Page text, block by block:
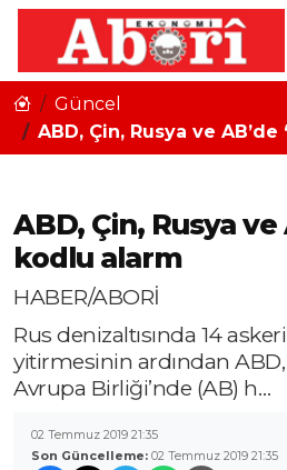
Güncel
ABD, Çin, Rusya ve
ABD, Çin, Rusya ve
kodlu alarm
HABER/ABORİ
Rus denizaltısında 14
yitirmesinin ardından ABD,
Avrupa Birliği’nde (AB) h…
02 Temmuz 2019 21:35
Son Güncelleme: 02 Temmuz 2019 21:35